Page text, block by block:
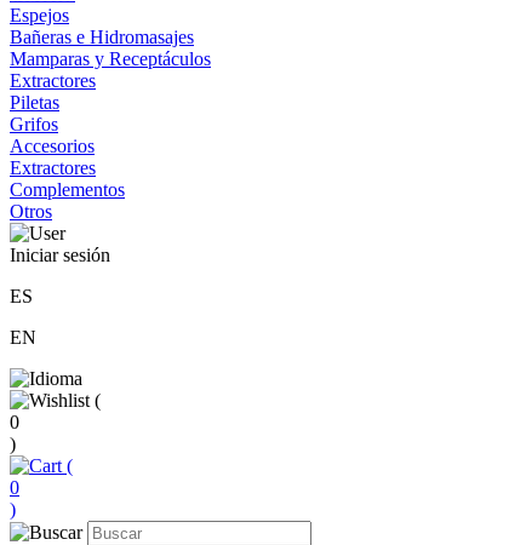
Espejos
Bañeras e Hidromasajes
Mamparas y Receptáculos
Extractores
Piletas
Grifos
Accesorios
Extractores
Complementos
Otros
Iniciar sesión
ES
EN
(
0
)
(
0
)